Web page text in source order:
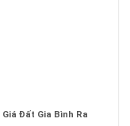
Đất Gia Bình Ra